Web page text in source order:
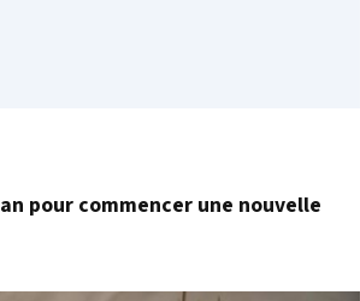
pour commencer une nouvelle